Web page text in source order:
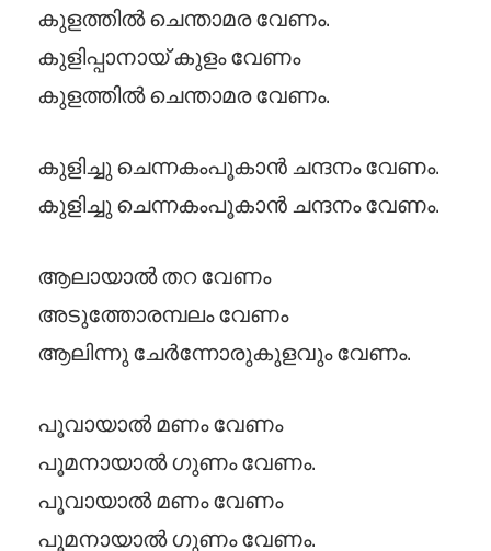
കുളത്തിൽ ചെന്താമര വേണം.
കുളിപ്പാനായ്‌ കുളം വേണം
കുളത്തിൽ ചെന്താമര വേണം.
കുളിച്ചു ചെന്നകംപൂകാൻ ചന്ദനം വേണം.
കുളിച്ചു ചെന്നകംപൂകാൻ ചന്ദനം വേണം.
ആലായാൽ തറ വേണം
അടുത്തോരമ്പലം വേണം
ആലിന്നു ചേർന്നോരുകുളവും വേണം.
പൂവായാൽ മണം വേണം
പൂമനായാൽ ഗുണം വേണം.
പൂവായാൽ മണം വേണം
പൂമനായാൽ ഗുണം വേണം.